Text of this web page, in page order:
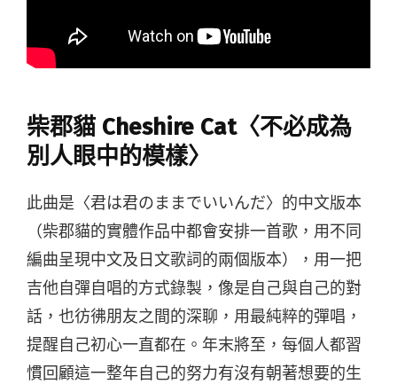
柴郡貓 Cheshire Cat〈不必成為
別人眼中的模樣〉
此曲是〈君は君のままでいいんだ〉的中文版本
（柴郡貓的實體作品中都會安排一首歌，用不同
編曲呈現中文及日文歌詞的兩個版本），用一把
吉他自彈自唱的方式錄製，像是自己與自己的對
話，也彷彿朋友之間的深聊，用最純粹的彈唱，
提醒自己初心一直都在。年末將至，每個人都習
慣回顧這一整年自己的努力有沒有朝著想要的生